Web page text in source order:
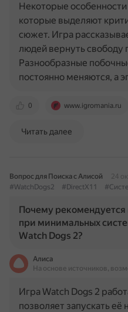
0 www.igromania.ru
Некоторые
которые выделяют
сюжет. Игра
людей вернуть
Разнообразные
постоянно меняются, а
Читать далее
Вопрос для Поиска с Алисой
24
#WatchDogs2
#DirectX11
Почему рекомендуется
при минимальных
Watch Dogs 2?
Алиса
На основе источников,
Игра Watch Dogs 2
позволяет запускать её